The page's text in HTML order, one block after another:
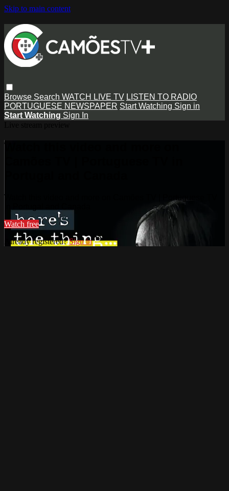
Skip to main content
Browse Search WATCH LIVE TV LISTEN TO RADIO
PORTUGUESE NEWSPAPER Start Watching Sign in
Start Watching Sign In
Watch this video and more on
Watch this video and more on Camões TV | Portuguese TV
Watch free
Already registered?Sign in